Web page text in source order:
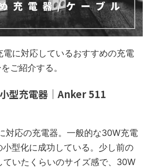
に対応しているおすすめの充電
ご紹介する。
型充電器｜Anker 511
対応の充電器。一般的な30W充電
型化に成功している。少し前の
ていたくらいのサイズ感で、30W